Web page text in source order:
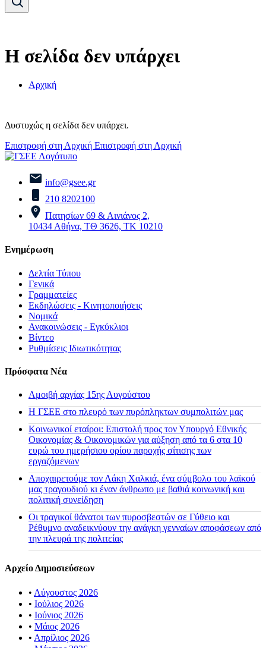
Η σελίδα δεν υπάρχει
Αρχική
Δυστυχώς η σελίδα δεν υπάρχει.
Επιστροφή στη Αρχική Επιστροφή στη Αρχική
info@gsee.gr
210 8202100
Πατησίων 69 & Αινιάνος 2,
10434 Αθήνα, ΤΘ 3626, ΤΚ 10210
Ενημέρωση
Δελτία Τύπου
Γενικά
Γραμματείες
Εκδηλώσεις - Κινητοποιήσεις
Νομικά
Ανακοινώσεις - Εγκύκλιοι
Βίντεο
Ρυθμίσεις Ιδιωτικότητας
Πρόσφατα Νέα
Αμοιβή αργίας 15ης Αυγούστου
H ΓΣΕΕ στο πλευρό των πυρόπληκτων συμπολιτών μας
Κοινωνικοί εταίροι: Επιστολή προς τον Υπουργό Εθνικής
Οικονομίας & Οικονομικών για αύξηση από τα 6 στα 10
ευρώ του ημερήσιου ορίου παροχής σίτισης των
εργαζόμενων
Αποχαιρετούμε τον Λάκη Χαλκιά, ένα σύμβολο του λαϊκού
μας τραγουδιού κι έναν άνθρωπο με βαθιά κοινωνική και
πολιτική συνείδηση
Οι τραγικοί θάνατοι των πυροσβεστών σε Γύθειο και
Ρέθυμνο αναδεικνύουν την ανάγκη γενναίων αποφάσεων από
την πλευρά της πολιτείας
Αρχείο Δημοσιεύσεων
• Αύγουστος 2026
• Ιούλιος 2026
• Ιούνιος 2026
• Μάιος 2026
• Απρίλιος 2026